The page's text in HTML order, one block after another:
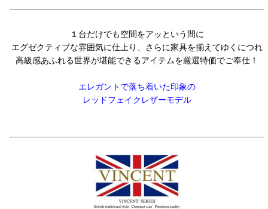
１台だけでも空間をアッという間に
エグゼクティブな雰囲気に仕上り、さらに家具を揃えてゆくにつれ
高級感あふれる世界が堪能できるアイテムを厳選特価でご奉仕！
エレガントで落ち着いた印象の
レッドフェイクレザーモデル